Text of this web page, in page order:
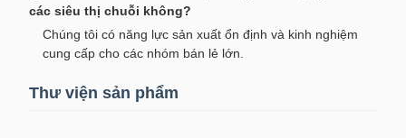
các siêu thị chuỗi không?
Chúng tôi có năng lực sản xuất ổn định và kinh nghiệm
cung cấp cho các nhóm bán lẻ lớn.
Thư viện sản phẩm